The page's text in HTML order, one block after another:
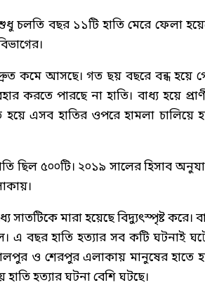
চলতি বছর ১১টি হাতি মেরে ফেলা
দ্রুত কমে আসছে। গত ছয় বছরে বন্ধ হয়ে
করতে পারছে না হাতি। বাধ্য হয়ে
এসব হাতির ওপরে হামলা চালিয়ে
ছিল ৫০০টি। ২০১৯ সালের হিসাব
মারা হয়েছে বিদ্যুৎস্পৃষ্ট করে।
এ বছর হাতি হত্যার সব কটি ঘটনাই
ও শেরপুর এলাকায় মানুষের হাতে
হত্যার ঘটনা বেশি ঘটছে।